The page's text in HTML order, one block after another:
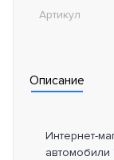
Артикул
Описание
Интернет-
автомобили